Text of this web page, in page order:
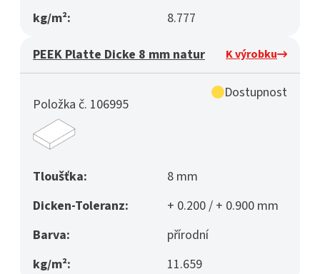
kg/m²:
8.777
PEEK Platte Dicke 8 mm natur K výrobku
Položka č. 106995
Dostupnost
Tloušťka:
8 mm
Dicken-Toleranz:
+ 0.200 / + 0.900 mm
Barva:
přírodní
kg/m²:
11.659